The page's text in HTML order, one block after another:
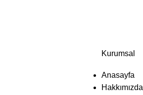
Kurumsal
Anasayfa
Hakkımızda